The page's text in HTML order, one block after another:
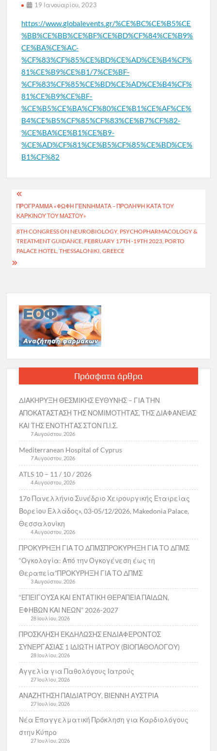
19 Ιανουαρίου, 2023
https://www.globalevents.gr/%CE%BC%CE%B5%CE
%BB%CE%BB%CE%BF%CE%BD%CF%84%CE%B9%
CE%BA%CE%AC-
%CF%83%CF%85%CE%BD%CE%AD%CE%B4%CF%
81%CE%B9%CE%B1/7%CE%BF-
%CF%83%CF%85%CE%BD%CE%AD%CE%B4%CF%
81%CE%B9%CE%BF-
%CE%B5%CE%BA%CF%80%CE%B1%CE%AF%CE%
B4%CE%B5%CF%85%CF%83%CE%B7%CF%82-
%CE%BA%CE%B1%CE%B9-
%CE%AD%CF%81%CE%B5%CF%85%CE%BD%CE%
B1%CF%82
Πλοήγηση
άρθρων
ΠΡΌΓΡΑΜΜΑ «ΦΏΦΗ ΓΕΝΝΗΜΑΤΆ – ΠΡΌΛΗΨΗ ΚΑΤΆ ΤΟΥ
ΚΑΡΚΊΝΟΥ ΤΟΥ ΜΑΣΤΟΎ»
8TH CONGRESS ON NEUROBIOLOGY, PSYCHOPHARMACOLOGY &
TREATMENT GUIDANCE, FEBRUARY 17TH -19TH 2023, PORTO
PALACE HOTEL, THESSALONIKI, GREECE
Πρόσφατα άρθρα
ΔΙΑΚΗΡΥΞΗ ΘΕΣΜΙΚΗΣ ΕΥΘΥΝΗΣ – ΓΙΑ ΤΗΝ
ΑΠΟΚΑΤΑΣΤΑΣΗ ΤΗΣ ΝΟΜΙΜΟΤΗΤΑΣ, ΤΗΣ ΔΙΑΦΑΝΕΙΑΣ
ΚΑΙ ΤΗΣ ΕΝΟΤΗΤΑΣ ΣΤΟΝ Π.Ι.Σ.
7 Αυγούστου, 2026
Mediterranean Hospital of Cyprus
7 Αυγούστου, 2026
ATLS 10 – 11 / 10 / 2026
4 Αυγούστου, 2026
17ο Πανελλήνιο Συνέδριο Χειρουργικής Εταιρείας
Βορείου Ελλάδος», 03-05/12/2026, Makedonia Palace,
Θεσσαλονίκη
4 Αυγούστου, 2026
ΠΡΟΚΥΡΗΞΗ ΓΙΑ ΤΟ ΔΠΜΣΠΡΟΚΥΡΗΞΗ ΓΙΑ ΤΟ ΔΠΜΣ
“Ογκολογία: Από την Ογκογένεση έως τη
Θεραπεία”ΠΡΟΚΥΡΗΞΗ ΓΙΑ ΤΟ ΔΠΜΣ
3 Αυγούστου, 2026
“ΕΠΕΙΓΟΥΣΑ ΚΑΙ ΕΝΤΑΤΙΚΗ ΘΕΡΑΠΕΙΑ ΠΑΙΔΩΝ,
ΕΦΗΒΩΝ ΚΑΙ ΝΕΩΝ” 2026-2027
28 Ιουλίου, 2026
ΠΡΟΣΚΛΗΣΗ ΕΚΔΗΛΩΣΗΣ ΕΝΔΙΑΦΕΡΟΝΤΟΣ
ΣΥΝΕΡΓΑΣΙΑΣ 1 ΙΔΙΩΤΗ ΙΑΤΡΟΥ (ΒΙΟΠΑΘΟΛΟΓΟΥ)
28 Ιουλίου, 2026
Αγγελία για Παθολόγους Ιατρούς
27 Ιουλίου, 2026
ΑΝΑΖΗΤΗΣΗ ΠΑΙΔΙΑΤΡΟΥ, ΒΙΕΝΝΗ ΑΥΣΤΡΙΑ
27 Ιουλίου, 2026
Νέα Επαγγελματική Πρόκληση για Καρδιολόγους
στην Κύπρο
27 Ιουλίου, 2026